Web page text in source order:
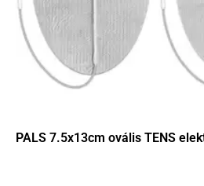
PALS 7.5x13cm ovális TENS